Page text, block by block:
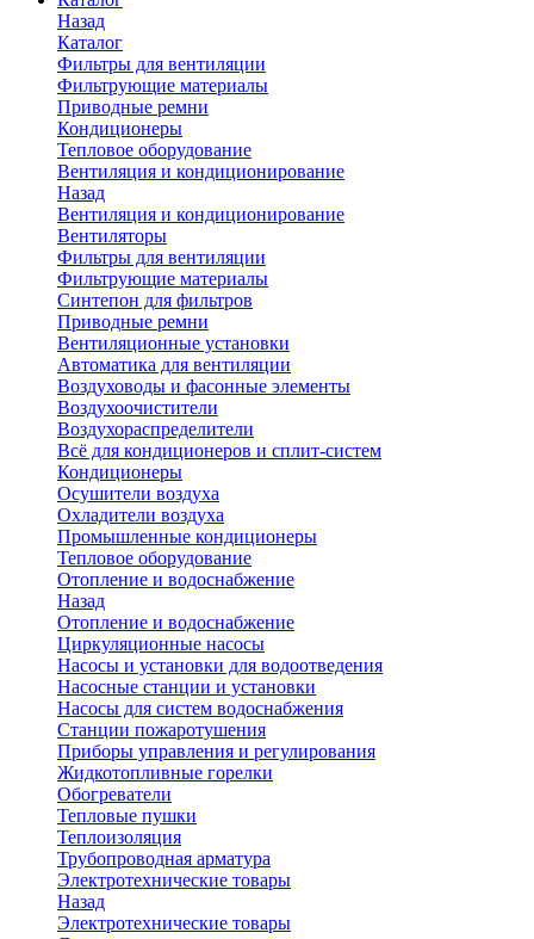
Назад
Каталог
Фильтры для вентиляции
Фильтрующие материалы
Приводные ремни
Кондиционеры
Тепловое оборудование
Вентиляция и кондиционирование
Назад
Вентиляция и кондиционирование
Вентиляторы
Фильтры для вентиляции
Фильтрующие материалы
Синтепон для фильтров
Приводные ремни
Вентиляционные установки
Автоматика для вентиляции
Воздуховоды и фасонные элементы
Воздухоочистители
Воздухораспределители
Всё для кондиционеров и сплит-систем
Кондиционеры
Осушители воздуха
Охладители воздуха
Промышленные кондиционеры
Тепловое оборудование
Отопление и водоснабжение
Назад
Отопление и водоснабжение
Циркуляционные насосы
Насосы и установки для водоотведения
Насосные станции и установки
Насосы для систем водоснабжения
Станции пожаротушения
Приборы управления и регулирования
Жидкотопливные горелки
Обогреватели
Тепловые пушки
Теплоизоляция
Трубопроводная арматура
Электротехнические товары
Назад
Электротехнические товары